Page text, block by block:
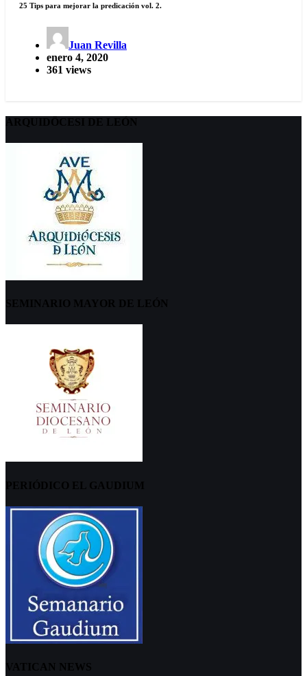
25 Tips para mejorar la predicación vol. 2.
Juan Revilla
enero 4, 2020
361 views
ARQUIDÖCESI DE LEÓN
SEMINARIO MAYOR DE LEÓN
PERIÓDICO EL GAUDIUM
VATICAN NEWS